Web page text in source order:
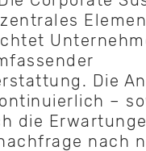
Die
–
die
nach